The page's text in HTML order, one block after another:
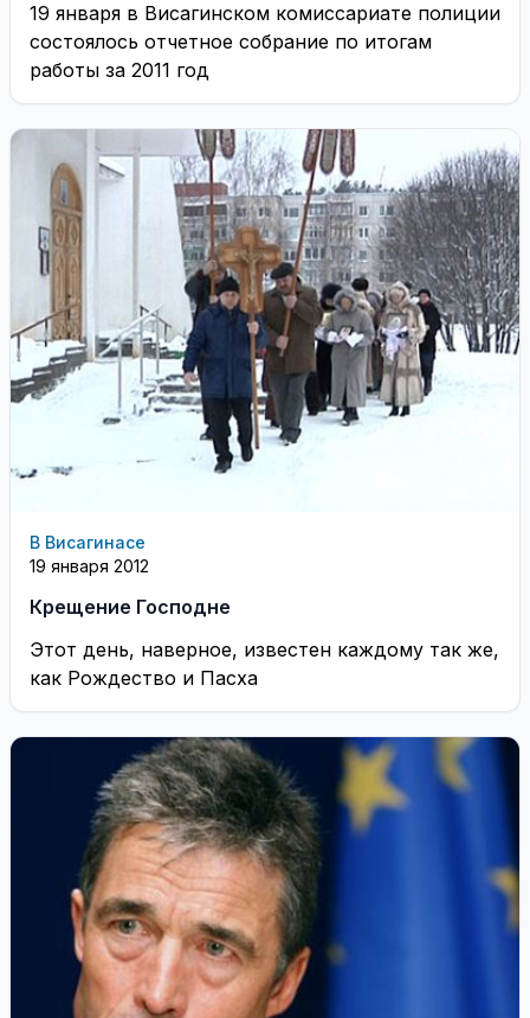
19 января в Висагинском комиссариате полиции
состоялось отчетное собрание по итогам
работы за 2011 год
В Висагинасе
19 января 2012
Крещение Господне
Этот день, наверное, известен каждому так же,
как Рождество и Пасха